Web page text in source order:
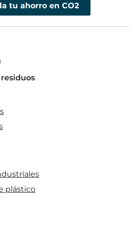
tu ahorro en CO2
plástico